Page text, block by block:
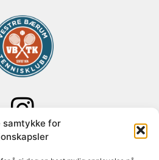
samtykke for
på Instagram